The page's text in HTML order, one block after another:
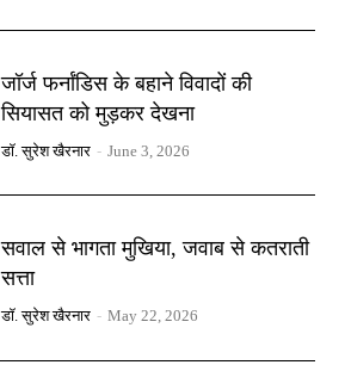
जॉर्ज फर्नांडिस के बहाने विवादों की
सियासत को मुड़कर देखना
डॉ. सुरेश खैरनार - June 3, 2026
सवाल से भागता मुखिया, जवाब से कतराती
सत्ता
डॉ. सुरेश खैरनार - May 22, 2026